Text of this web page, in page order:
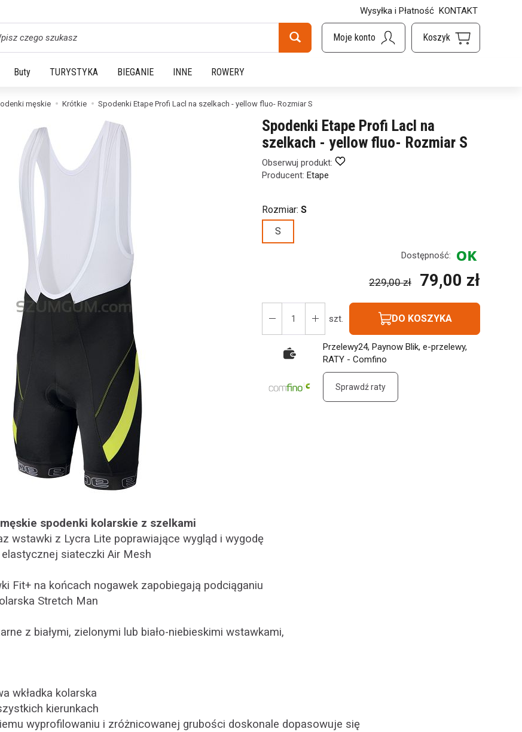
Wysyłka i Płatność KONTAKT
Buty TURYSTYKA BIEGANIE INNE ROWERY
męskie Krótkie Spodenki Etape Profi Lacl na szelkach - yellow fluo- Rozmiar S
Spodenki Etape Profi Lacl na
szelkach - yellow fluo- Rozmiar S
Obserwuj produkt:
Producent: Etape
Rozmiar:S
S
Dostępność:
229,00 zł 79,00 zł
szt. DO KOSZYKA
Przelewy24, Paynow Blik, e-przelewy,
RATY - Comfino
Sprawdź raty
spodenki kolarskie z szelkami
wstawki z Lycra Lite poprawiające wygląd i wygodę
siateczki Air Mesh
Fit+ na końcach nogawek zapobiegają podciąganiu
Stretch Man
z białymi, zielonymi lub biało-niebieskimi wstawkami,
wkładka kolarska
kierunkach
wyprofilowaniu i zróżnicowanej grubości doskonale dopasowuje się